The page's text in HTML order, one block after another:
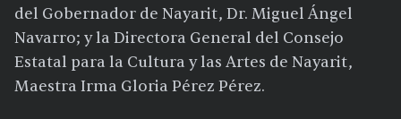
del Gobernador de Nayarit, Dr. Miguel Ángel
Navarro; y la Directora General del Consejo
Estatal para la Cultura y las Artes de Nayarit,
Maestra Irma Gloria Pérez Pérez.